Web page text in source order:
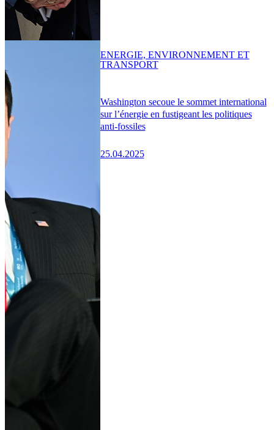
Washington secoue le sommet international
sur l’énergie en fustigeant les politiques
anti-fossiles
25.04.2025
ENERGIE, ENVIRONNEMENT ET
TRANSPORT